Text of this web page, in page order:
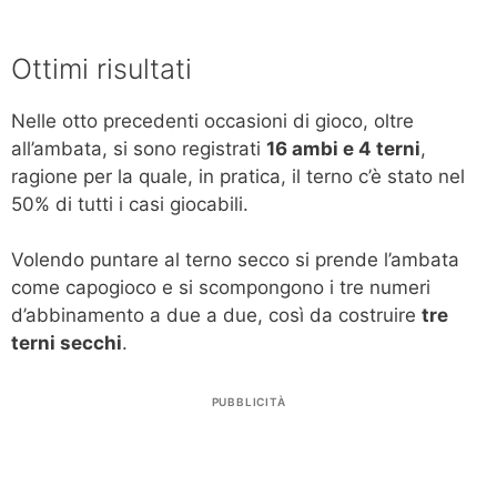
Ottimi risultati
Nelle otto precedenti occasioni di gioco, oltre
all’ambata, si sono registrati 16 ambi e 4 terni,
ragione per la quale, in pratica, il terno c’è stato nel
50% di tutti i casi giocabili.
Volendo puntare al terno secco si prende l’ambata
come capogioco e si scompongono i tre numeri
d’abbinamento a due a due, così da costruire tre
terni secchi.
PUBBLICITÀ